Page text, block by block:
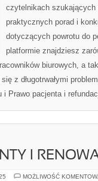
czytelnikach szukających
praktycznych porad i
dotyczących powrotu do
platformie znajdziesz
biurowych, a
z długotrwałymi
i Prawo pacjenta i
I
MOŻLIWOŚĆ